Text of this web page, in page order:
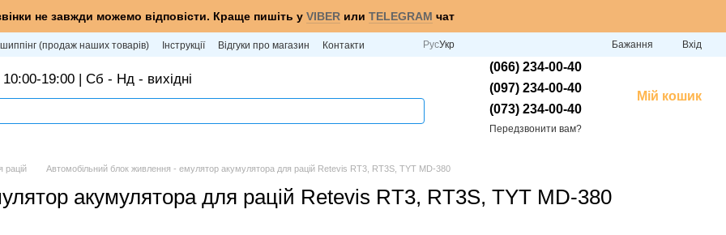
не завжди можемо відповісти. Краще пишіть у VIBER или TELEGRAM чат
(продаж наших товарів) Інструкції Відгуки про магазин Контакти РусУкр Бажання Вхід
19:00 | Сб - Нд - вихідні
(066) 234-00-40
(097) 234-00-40
(073) 234-00-40
Передзвонити вам?
Мій кошик
рацій Автомобільний блок живлення - емулятор акумулятора для рацій Retevis RT3, RT3S, TYT MD-380
акумулятора для рацій Retevis RT3, RT3S, TYT MD-380